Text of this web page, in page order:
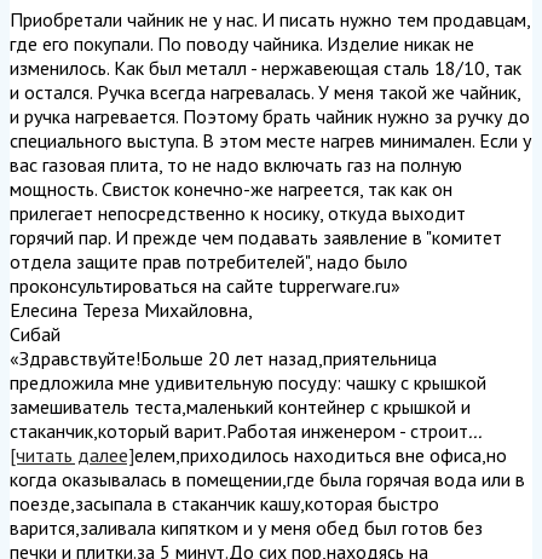
Приобретали чайник не у нас. И писать нужно тем продавцам,
где его покупали. По поводу чайника. Изделие никак не
изменилось. Как был металл - нержавеющая сталь 18/10, так
и остался. Ручка всегда нагревалась. У меня такой же чайник,
и ручка нагревается. Поэтому брать чайник нужно за ручку до
специального выступа. В этом месте нагрев минимален. Если у
вас газовая плита, то не надо включать газ на полную
мощность. Свисток конечно-же нагреется, так как он
прилегает непосредственно к носику, откуда выходит
горячий пар. И прежде чем подавать заявление в "комитет
отдела защите прав потребителей", надо было
проконсультироваться на сайте tupperware.ru»
Елесина Тереза Михайловна,
Сибай
«Здравствуйте!Больше 20 лет назад,приятельница
предложила мне удивительную посуду: чашку с крышкой
замешиватель теста,маленький контейнер с крышкой и
стаканчик,который варит.Работая инженером - строит...
[читать далее]елем,приходилось находиться вне офиса,но
когда оказывалась в помещении,где была горячая вода или в
поезде,засыпала в стаканчик кашу,которая быстро
варится,заливала кипятком и у меня обед был готов без
печки и плитки.за 5 минут.До сих пор,находясь на